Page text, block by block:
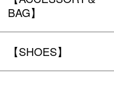
BAG】
【SHOES】